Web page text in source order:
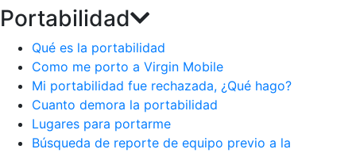
Portabilidad
Qué es la portabilidad
Como me porto a Virgin Mobile
Mi portabilidad fue rechazada, ¿Qué hago?
Cuanto demora la portabilidad
Lugares para portarme
Búsqueda de reporte de equipo previo a la